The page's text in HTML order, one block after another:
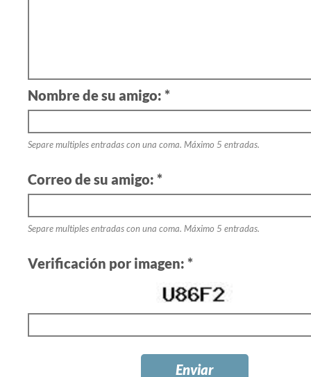
Nombre de su amigo: *
Separe multiples entradas con una coma. Máximo 5 entradas.
Correo de su amigo: *
Separe multiples entradas con una coma. Máximo 5 entradas.
Verificación por imagen: *